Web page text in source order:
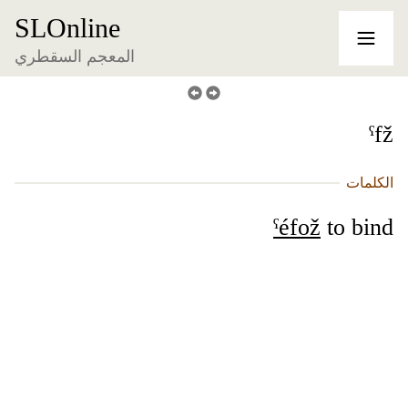
SLOnline
المعجم السقطري
ˁfž
الكلمات
ˁéfož to bind